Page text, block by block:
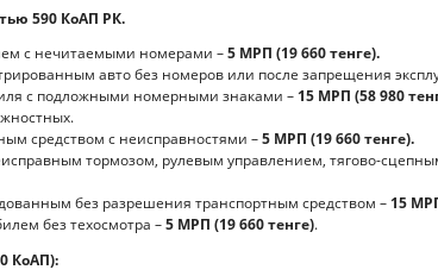
590 КоАП РК.
с нечитаемыми номерами –5 МРП (19 660 тенге).
авто без номеров или после запрещения
с подложными номерными знаками – 15 МРП (58 980
средством с неисправностями –5 МРП (19 660 тенге).
тормозом, рулевым управлением, тягово-
без разрешения транспортным средством – 15
без техосмотра –5 МРП (19 660 тенге).
КоАП):